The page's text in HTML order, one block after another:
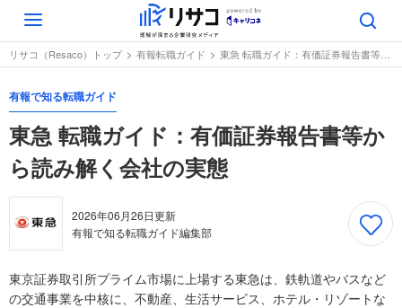
Toggle
navigation
リサコ（Resaco）トップ 有報転職ガイド 東急 転職ガイド：有価証券報告書等から読み解く会社の実態
有報で知る転職ガイド
東急 転職ガイド：有価証券報告書等か
ら読み解く会社の実態
2026年06月26日更新
有報で知る転職ガイド編集部
東京証券取引所プライム市場に上場する東急は、鉄軌道やバスなど
の交通事業を中核に、不動産、生活サービス、ホテル・リゾートな